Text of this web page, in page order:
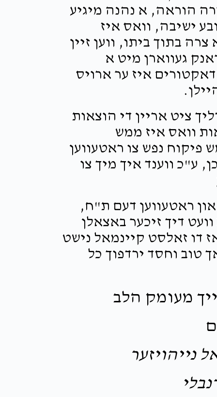
הוראה, א נהנה מיגיע
ישיבה, וואס איז
בתוך ביתו, ווען זיין
איז קראנק געווארן מיט א
איז ער ארויס
ציט אריין די הוצאות
וואס איז ממש
פיקוח נפש צו ראטעווען
ע"כ ווענד איך מיך צו
ראטעווען דעם ת"ח,
דיך זיכער באצאלן
דו זאלסט קיינמאל נישט
טוב וחסד ירדפוך כל
מעומק הלב
נייהויזער